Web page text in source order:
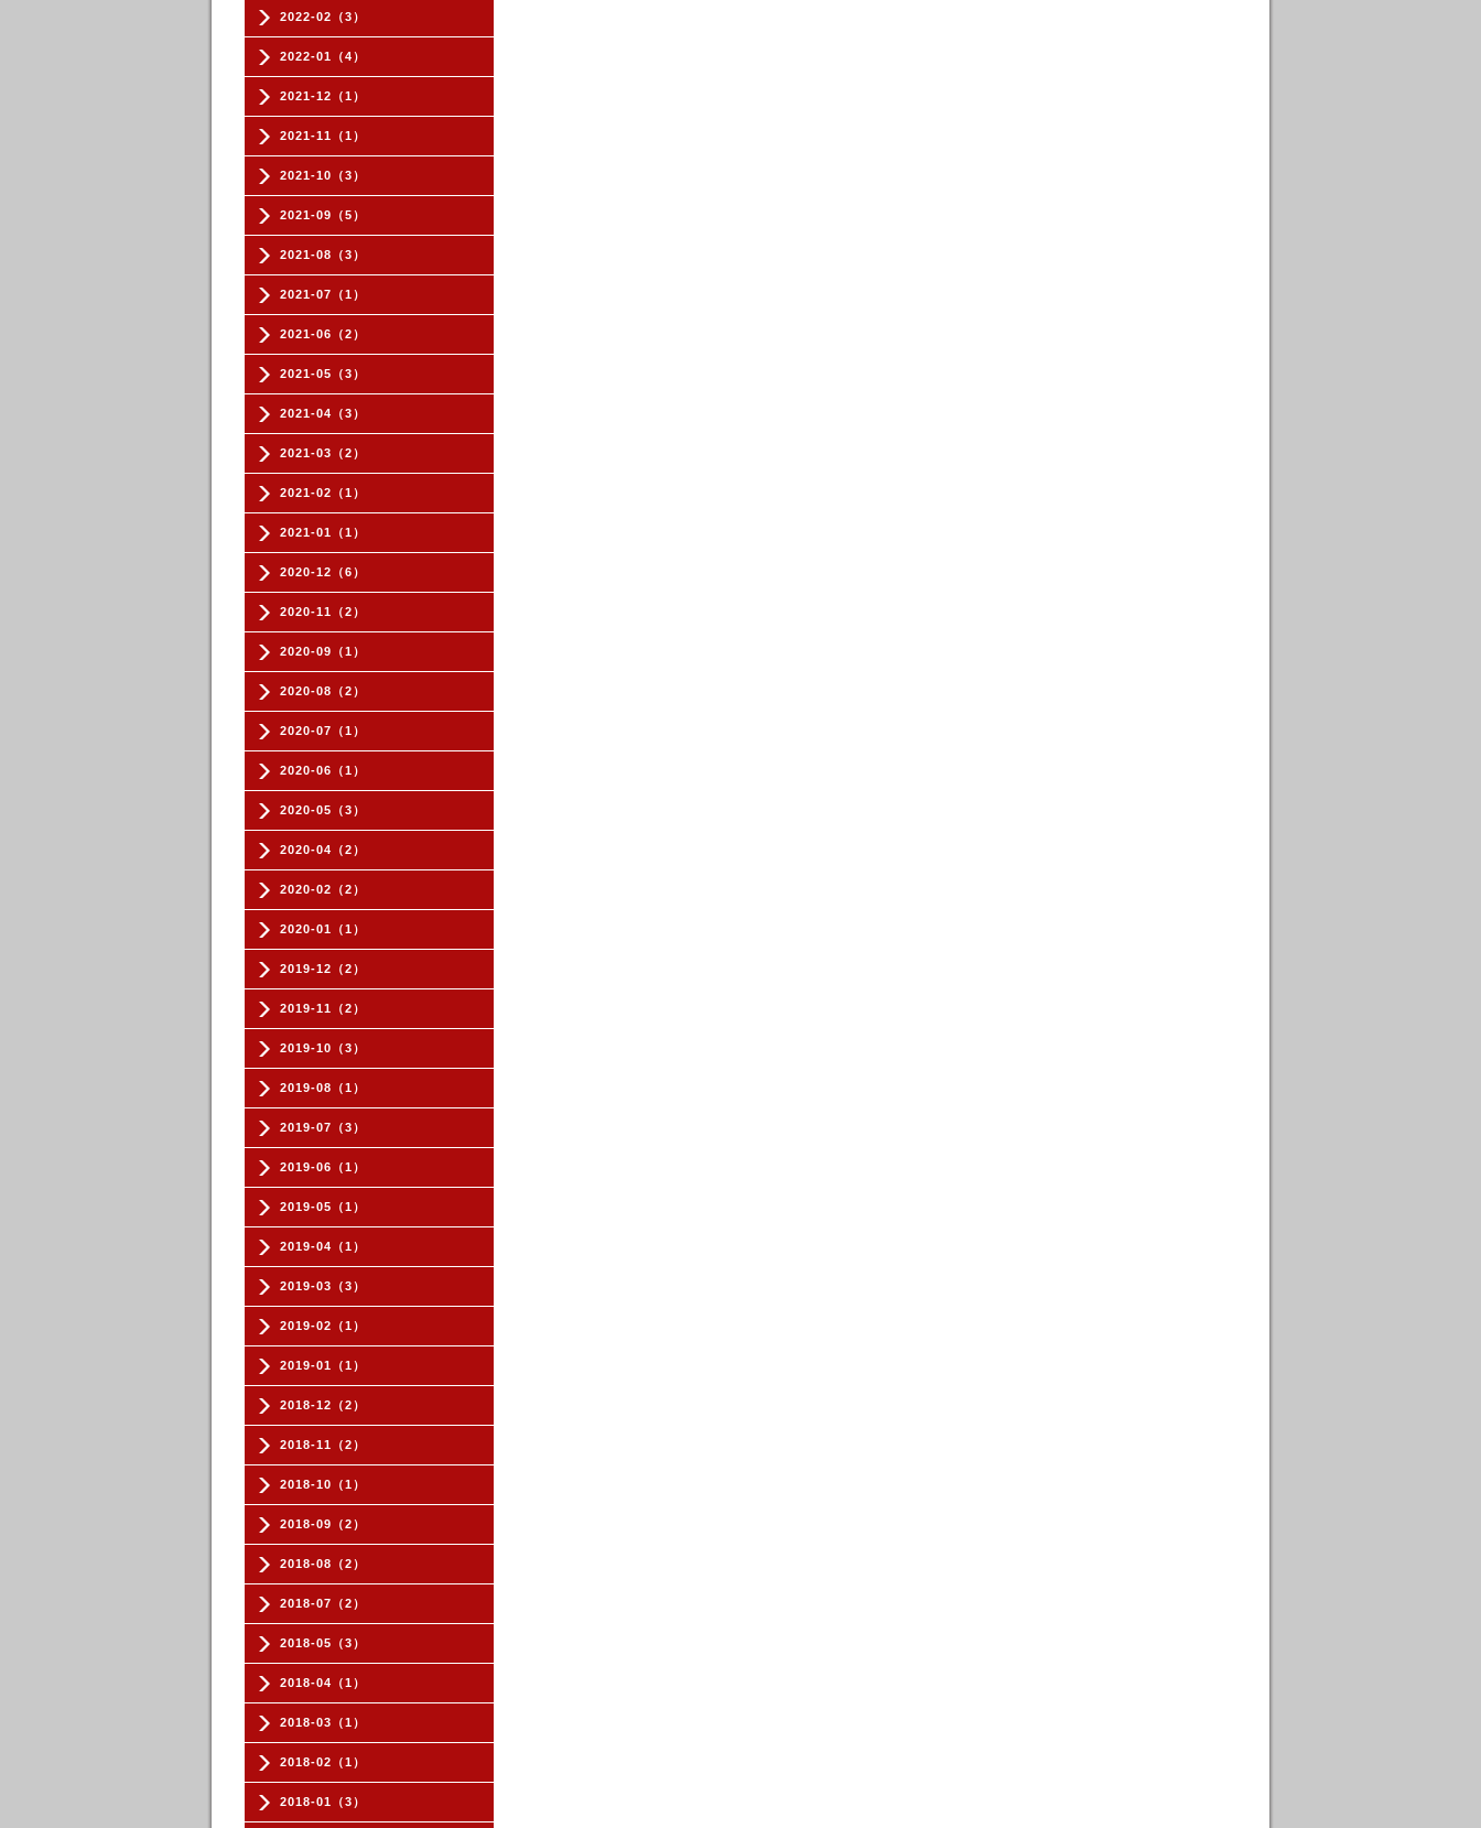
2022-02（3）
2022-01（4）
2021-12（1）
2021-11（1）
2021-10（3）
2021-09（5）
2021-08（3）
2021-07（1）
2021-06（2）
2021-05（3）
2021-04（3）
2021-03（2）
2021-02（1）
2021-01（1）
2020-12（6）
2020-11（2）
2020-09（1）
2020-08（2）
2020-07（1）
2020-06（1）
2020-05（3）
2020-04（2）
2020-02（2）
2020-01（1）
2019-12（2）
2019-11（2）
2019-10（3）
2019-08（1）
2019-07（3）
2019-06（1）
2019-05（1）
2019-04（1）
2019-03（3）
2019-02（1）
2019-01（1）
2018-12（2）
2018-11（2）
2018-10（1）
2018-09（2）
2018-08（2）
2018-07（2）
2018-05（3）
2018-04（1）
2018-03（1）
2018-02（1）
2018-01（3）